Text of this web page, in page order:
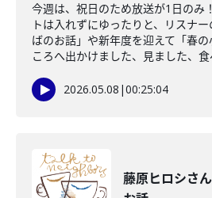
今週は、祝日のため放送が1日のみ
トは入れずにゆったりと、リスナ
ばのお話」や新年度を迎えて「春
ころへ出かけました、見ました、
2026.05.08 |00:25:04
藤原ヒロシさ